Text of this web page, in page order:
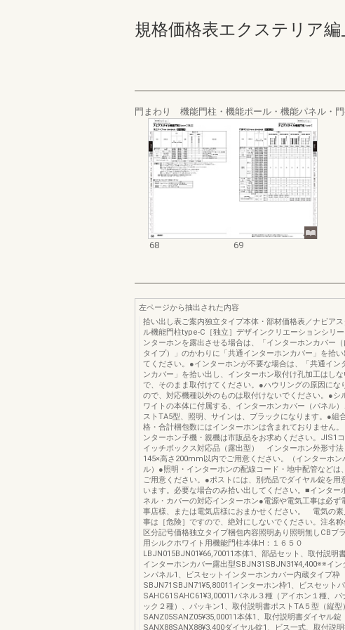
規格価格表エクステリア
門まわり 機能門柱・機能ポール・機能パネル・
68 69
左ページから抽出された内容
拾い出し表ご案内独立タイプ本体・部材価格表／ナビアス
ル機能門柱type-C［独立］デザインクリエーションシリ
ンターホンを露出させる場合は、「インターホンカバー
タイプ）」のかわりに「共通インターホンカバー」を拾い
てください。●インターホンが不要な場合は、「共通イン
ンカバー」を拾い出し、インターホン取付け孔加工はしな
で、そのまま取付けてください。●ハウリングの原因にな
ので、対応機種以外のものは取付けないでください。●シ
ワイトの本体に付属する、インターホンカバー（パネル
ストTA5型、照明、サインは、ブラックになります。●組
格・合計梱包数にはインターホンは含まれておりません
ンターホン子機・親機は市販品をお求めください。JIS1
イッチボックス対応品（露出型） インターホン外形寸
145×高さ200mm以内でご用意ください。（インターホン
ル）●照明・インターホンの配線コード・地中配管などは
ご用意ください。●ポストには、別売品でダイヤル錠を用
います。必要な場合のみ拾い出してください。■インター
ネル・カバーの対応インターホン●電源や電気工事は必ず
事店様、または電気店様におまかせください。 電気の素
事は［危険］ですので、絶対にしないでください。注名称
区分記号価格独立タイプ梱包内容照明あり照明無しCBブ
用シルクホワイト用機能門柱本体H：１６５０
LBJN015BJN01¥66,70011本体1、部品セット、取付説明
インターホンカバー露出型SBJN31SBJN31¥4,400※※イン
ンパネル1、ビスセットインターホンカバー内蔵タイプ枠
SBJN71SBJN71¥5,80011インターホン枠1、ビスセット
SAHC61SAHC61¥3,00011パネル３種（アイホン１種、パ
ック２種）、パッキン1、取付説明書ポストTA５型（縦型）
SANZ05SANZ05¥35,00011本体1、取付説明書ダイヤル錠
SANX88SANX88¥3,400ダイヤル錠1、ビス一式、取付説